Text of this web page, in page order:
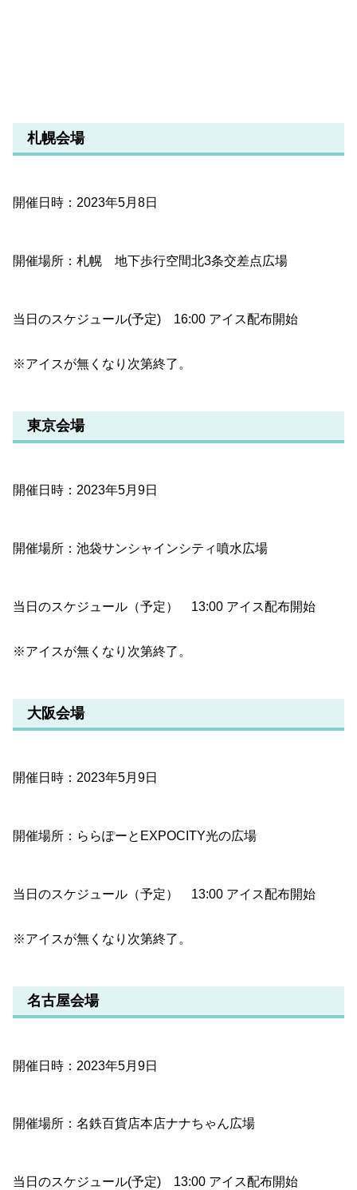
札幌会場
開催日時：2023年5月8日
開催場所：札幌 地下歩行空間北3条交差点広場
当日のスケジュール(予定) 16:00 アイス配布開始
※アイスが無くなり次第終了。
東京会場
開催日時：2023年5月9日
開催場所：池袋サンシャインシティ噴水広場
当日のスケジュール（予定） 13:00 アイス配布開始
※アイスが無くなり次第終了。
大阪会場
開催日時：2023年5月9日
開催場所：ららぽーとEXPOCITY光の広場
当日のスケジュール（予定） 13:00 アイス配布開始
※アイスが無くなり次第終了。
名古屋会場
開催日時：2023年5月9日
開催場所：名鉄百貨店本店ナナちゃん広場
当日のスケジュール(予定) 13:00 アイス配布開始